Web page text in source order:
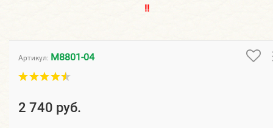
!!
Артикул: M8801-04
2 740 руб.